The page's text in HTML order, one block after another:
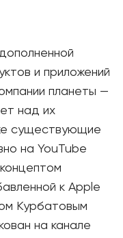
и приложений
планеты —
над их
существующие
на YouTube
к Apple
Курбатовым
на канале